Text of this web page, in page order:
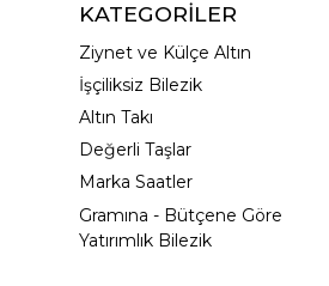
KATEGORİLER
Ziynet ve Külçe Altın
İşçiliksiz Bilezik
Altın Takı
Değerli Taşlar
Marka Saatler
Gramına - Bütçene Göre
Yatırımlık Bilezik